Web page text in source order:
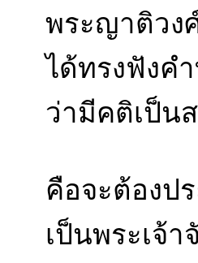
พระญาติวง
ได้ทรงฟังค
ว่ามีคติเป็น
คือจะต้องป
เป็นพระเจ้า